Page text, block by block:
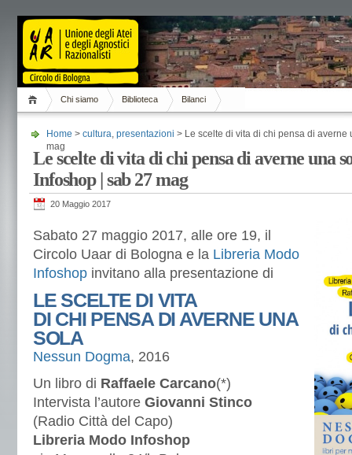
Chi siamo Biblioteca Bilanci
Home > cultura, presentazioni > Le scelte di vita di chi pensa di
mag
Le scelte di vita di chi pensa di averne una
Infoshop | sab 27 mag
20 Maggio 2017
Sabato 27 maggio 2017, alle ore 19, il
Circolo Uaar di Bologna e la Libreria Modo
Infoshop invitano alla presentazione di
LE SCELTE DI VITA
DI CHI PENSA DI AVERNE UNA
SOLA
Nessun Dogma, 2016
Un libro di Raffaele Carcano(*)
Intervista l’autore Giovanni Stinco
(Radio Città del Capo)
Libreria Modo Infoshop